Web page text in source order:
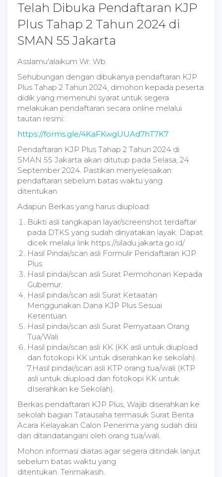
Telah Dibuka Pendaftaran KJP
Plus Tahap 2 Tahun 2024 di
SMAN 55 Jakarta
Asslamu'alaikum Wr. Wb.
Sehubungan dengan dibukanya pendaftaran KJP
Plus Tahap 2 Tahun 2024, dimohon kepada peserta
didik yang memenuhi syarat untuk segera
melakukan pendaftaran secara online melalui
tautan resmi:
https://forms.gle/4KaFKwgUUAd7hT7K7
Pendaftaran KJP Plus Tahap 2 Tahun 2024 di
SMAN 55 Jakarta akan ditutup pada Selasa, 24
September 2024. Pastikan menyelesaikan
pendaftaran sebelum batas waktu yang
ditentukan.
Adapun Berkas yang harus diupload:
Bukti asli tangkapan layar/screenshot terdaftar
pada DTKS yang sudah dinyatakan layak. Dapat
dicek melalui link https://siladu.jakarta.go.id/
Hasil Pindai/scan asli Formulir Pendaftaran KJP
Plus
Hasil pindai/scan asli Surat Permohonan Kepada
Gubernur.
Hasil pindai/scan asli Surat Ketaatan
Menggunakan Dana KJP Plus Sesuai
Ketentuan.
Hasil pindai/scan asli Surat Pernyataan Orang
Tua/Wali.
Hasil pindai/scan asli KK (KK asli untuk diupload
dan fotokopi KK untuk diserahkan ke sekolah).
7.⁠Hasil pindai/scan asli KTP orang tua/wali (KTP
asli untuk diupload dan fotokopi KK untuk
dIserahkan ke Sekolah).
Berkas pendaftaran KJP Plus, Wajib diserahkan ke
sekolah bagian Tatausaha termasuk Surat Berita
Acara Kelayakan Calon Penerima yang sudah diisi
dan ditandatangani oleh orang tua/wali.
Mohon informasi diatas agar segera ditindak lanjut
sebelum batas waktu yang
ditentukan. Terimakasih.